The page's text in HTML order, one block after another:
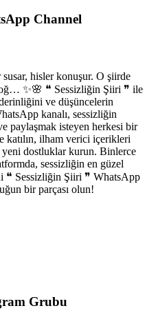
Channel
hisler konuşur. O şiirde
✨️🌸 ❝ Sessizliğin Şiiri ❞ ile
ve düşüncelerin
kanalı, sessizliğin
paylaşmak isteyen herkesi bir
katılın, ilham verici içerikleri
dostluklar kurun. Binlerce
sessizliğin en güzel
❝ Sessizliğin Şiiri ❞ WhatsApp
bir parçası olun!
Grubu